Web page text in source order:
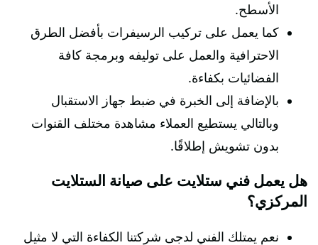
الأسطح.
كما يعمل على تركيب الرسيفرات بأفضل الطرق
الاحترافية والعمل على توليفه وبرمجة كافة
الفضائيات بكفاءة.
بالإضافة إلى الخبرة في ضبط جهاز الاستقبال
وبالتالي يستطيع العملاء مشاهدة مختلف القنوات
بدون تشويش إطلاقًا.
هل يعمل فني ستلايت على صيانة الستلايت
المركزي؟
نعم يمتلك الفني لدجى شركتنا الكفاءة التي لا مثيل